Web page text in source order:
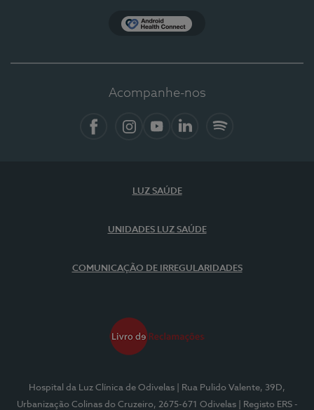
Acompanhe-nos
LUZ SAÚDE
UNIDADES LUZ SAÚDE
COMUNICAÇÃO DE IRREGULARIDADES
Hospital da Luz Clínica de Odivelas
| Rua Pulido Valente, 39D,
Urbanização Colinas do Cruzeiro, 2675-671 Odivelas
| Registo ERS -